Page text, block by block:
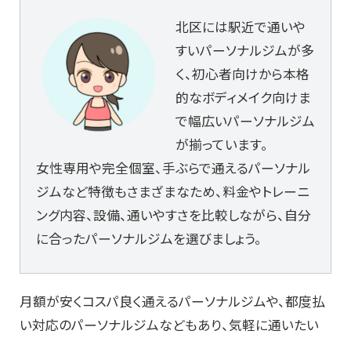
北区には駅近で通いや
すいパーソナルジムが多
く、初心者向けから本格
的なボディメイク向けま
で幅広いパーソナルジム
が揃っています。
女性専用や完全個室、手ぶらで通えるパーソナル
ジムなど特徴もさまざまなため、料金やトレーニ
ング内容、設備、通いやすさを比較しながら、自分
に合ったパーソナルジムを選びましょう。
月額が安くコスパ良く通えるパーソナルジムや、都度払
い対応のパーソナルジムなどもあり、気軽に通いたい